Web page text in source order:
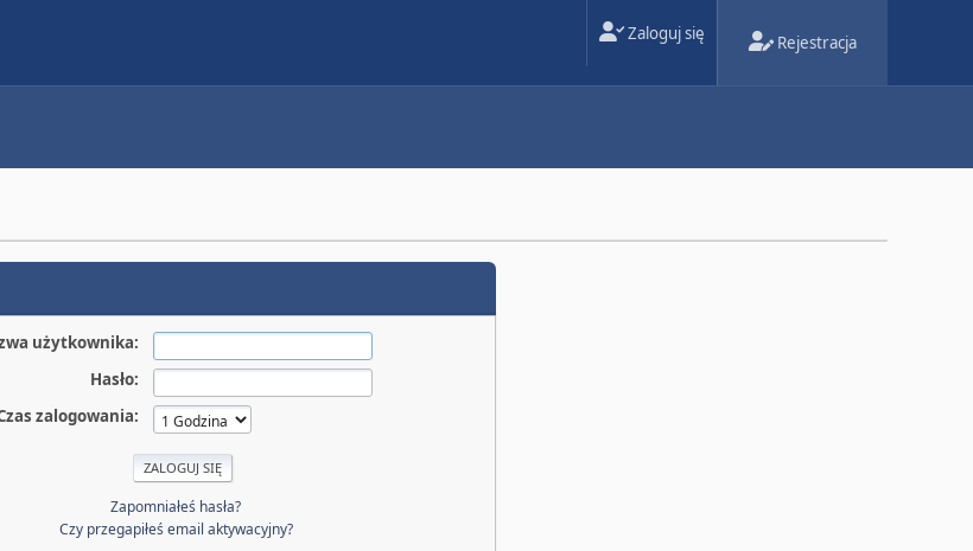
Zaloguj się Rejestracja
użytkownika:
Hasło:
zalogowania:
Zapomniałeś hasła?
Czy przegapiłeś email aktywacyjny?